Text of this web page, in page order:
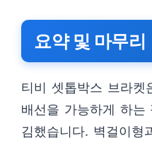
요약 및 마무리
티비 셋톱박스 브라켓
배선을 가능하게 하는
김했습니다. 벽걸이형